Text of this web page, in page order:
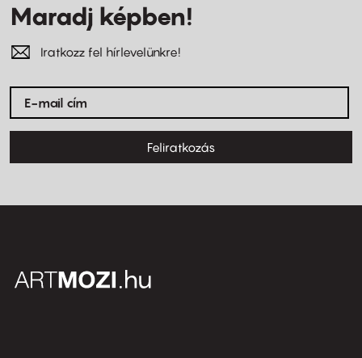
Maradj képben!
Iratkozz fel hírlevelünkre!
Feliratkozás